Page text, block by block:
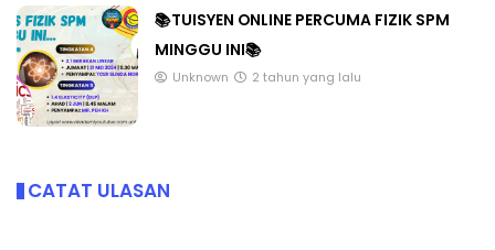
📚TUISYEN ONLINE PERCUMA FIZIK SPM
MINGGU INI📚
Unknown 2 tahun yang lalu
CATAT ULASAN